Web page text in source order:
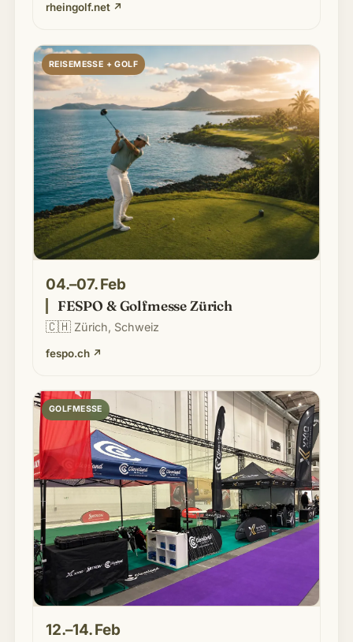
rheingolf.net ↗
REISEMESSE + GOLF
04.–07. Feb
FESPO & Golfmesse Zürich
🇨🇭Zürich, Schweiz
fespo.ch ↗
GOLFMESSE
12.–14. Feb